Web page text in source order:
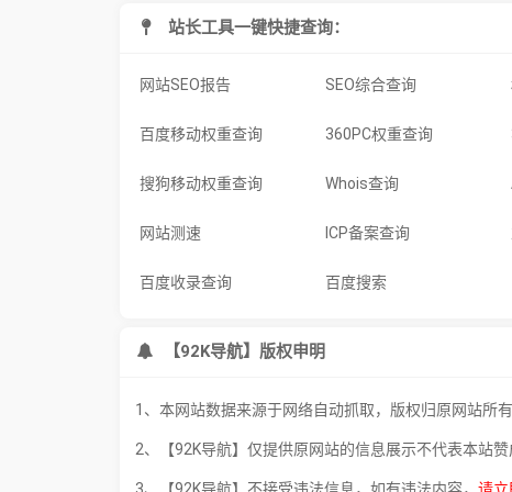
站长工具一键快捷查询：
网站SEO报告 SEO综合查询
百度移动权重查询 360PC权重查询
搜狗移动权重查询 Whois查询
网站测速 ICP备案查询
百度收录查询 百度搜索
【92K导航】版权申明
1、本网站数据来源于网络自动抓取，版权归原网站所有
2、【92K导航】仅提供原网站的信息展示不代表本站